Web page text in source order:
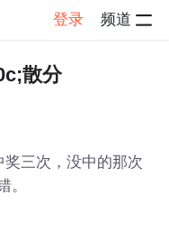
登录 频道
散分
三次，没中的那次
。